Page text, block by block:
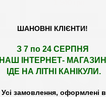
ШАНОВНІ КЛІЄНТИ!
З 7 по 24 СЕРПНЯ
НАШ
ІНТЕРНЕТ- МАГАЗИН
ІДЕ НА ЛІТНІ КАНІКУЛИ.
Усі замовлення, оформлені в